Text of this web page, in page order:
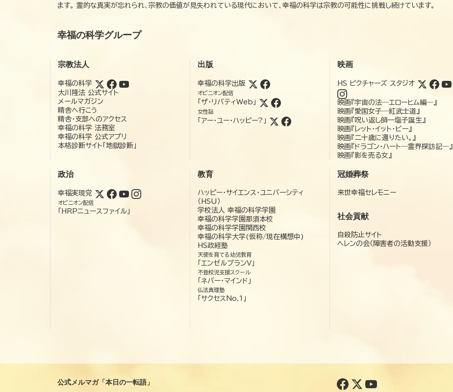
ます。 霊的な真実が忘れられ、宗教の価値が見失われている現代において、幸福の科学は宗教の可能性に挑戦し続けています。
幸福の科学グループ
宗教法人
幸福の科学
大川隆法 公式サイト
メールマガジン
精舎へ行こう
精舎・支部へのアクセス
幸福の科学 法務室
幸福の科学 公式アプリ
本格診断サイト「地獄診断」
出版
幸福の科学出版
オピニオン配信
「ザ・リバティWeb」
女性誌
「アー・ユー・ハッピー?」
映画
HS ピクチャーズ スタジオ
映画『宇宙の法―エローヒム編―』
映画『愛国女子―紅武士道』
映画『呪い返し師—塩子誕生』
映画『レット・イット・ビー』
映画『二十歳に還りたい。』
映画『ドラゴン・ハート―霊界探訪記―』
映画『影を売る女』
政治
幸福実現党
オピニオン配信
「HRPニュースファイル」
教育
ハッピー・サイエンス・ユニバーシティ
（HSU）
学校法人 幸福の科学学園
幸福の科学学園那須本校
幸福の科学学園関西校
幸福の科学大学(仮称/現在構想中)
HS政経塾
天使を育てる幼児教育
「エンゼルプランV」
不登校児支援スクール
「ネバー・マインド」
仏法真理塾
「サクセスNo.1」
冠婚葬祭
来世幸福セレモニー
社会貢献
自殺防止サイト
ヘレンの会（障害者の活動支援）
公式メルマガ「本日の一転語」